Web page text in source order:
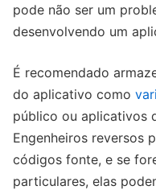
pode não ser um
desenvolvendo um
É recomendado
do aplicativo como
público ou aplicativos
Engenheiros reversos
códigos fonte, e se
particulares, elas